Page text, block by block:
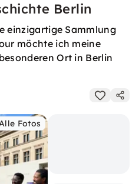
Berlin
einzigartige Sammlung
möchte ich meine
Ort in Berlin
Fotos